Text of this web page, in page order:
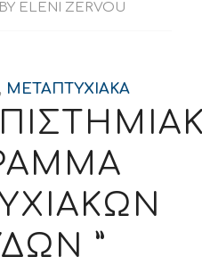
BY ELENI ZERVOU
ΜΕΤΑΠΤΥΧΙΑΚΑ
”